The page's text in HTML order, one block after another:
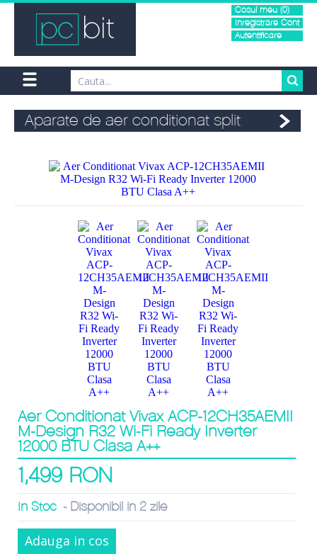
Cosul meu (0)
Inregistrare Cont
Autentificare
Aparate de aer conditionat split
Aer Conditionat Vivax ACP-12CH35AEMII
M-Design R32 Wi-Fi Ready Inverter
12000 BTU Clasa A++
1,499 RON
In Stoc - Disponibil in 2 zile
Adauga in cos